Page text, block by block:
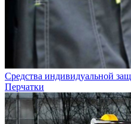
Средства индивидуальной
Перчатки